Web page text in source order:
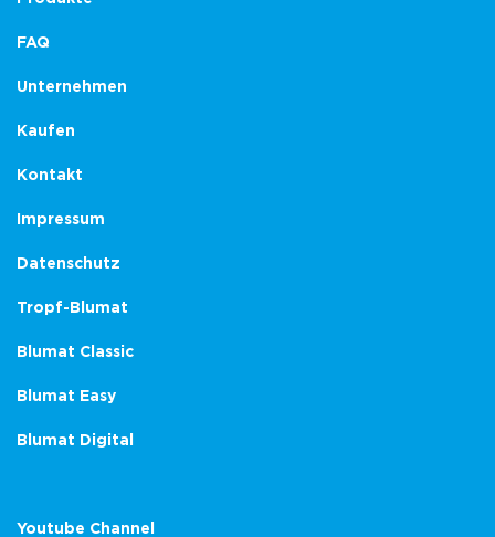
FAQ
Unternehmen
Kaufen
Kontakt
Impressum
Datenschutz
Tropf-Blumat
Blumat Classic
Blumat Easy
Blumat Digital
Youtube Channel